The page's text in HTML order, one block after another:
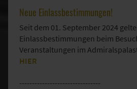
Neue Einlassbestimmungen!
Seit dem 01. September 2024
Einlassbestimmungen beim
Veranstaltungen im
HIER
--------------------------------